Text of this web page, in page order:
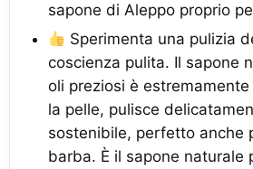
sapone di Aleppo proprio
Sperimenta una pulizia
coscienza pulita. Il sapone
oli preziosi è
la pelle, pulisce
sostenibile, perfetto anche
barba. È il sapone naturale